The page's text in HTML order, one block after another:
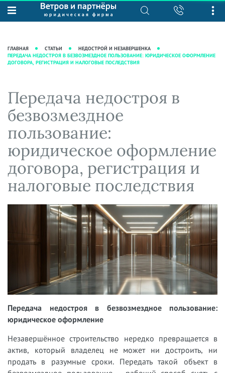
О нас
Рекомендации
Преимущества юридической
фирмы
Кейсы
Вакансии
Юридические услуги
Интеллектуальная собственность
Налоговая практика
Сопровождение бизнеса
Ведение уголовных дел
Защита активов
Ведение дел о банкротстве
База знаний
Журнал "Секреты арбитражной
практики"
Аудиоподкасты
Видеоподкасты
Справочная
Вопросы-ответы
Вебинары и семинары
Прямые эфиры
ГЛАВНАЯ СТАТЬИ
НЕДОСТРОЙ И НЕЗАВЕРШЕНКА
ПЕРЕДАЧА НЕДОСТРОЯ В БЕЗВОЗМЕЗДНОЕ ПОЛЬЗОВАНИЕ: ЮРИДИЧЕСКОЕ ОФОРМЛЕНИЕ
ДОГОВОРА, РЕГИСТРАЦИЯ И НАЛОГОВЫЕ ПОСЛЕДСТВИЯ
Передача недостроя в
безвозмездное
пользование:
юридическое оформление
договора, регистрация и
налоговые последствия
Передача недостроя в безвозмездное пользование:
юридическое оформление
Незавершённое строительство нередко превращается в
актив, который владелец не может ни достроить, ни
продать в разумные сроки. Передать такой объект в